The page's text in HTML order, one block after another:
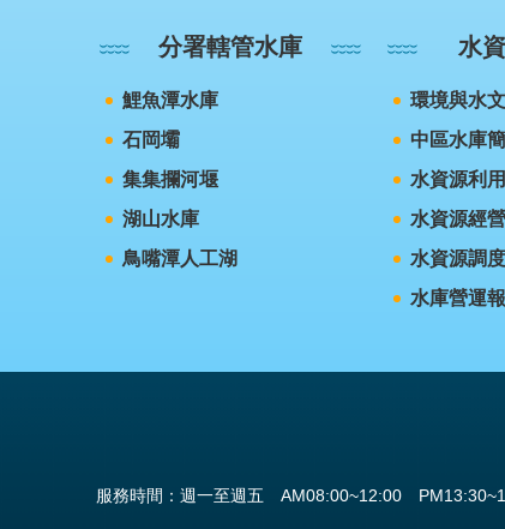
分署轄管水庫
鯉魚潭水庫
石岡壩
集集攔河堰
湖山水庫
鳥嘴潭人工湖
水
環境與水
中區水庫
水資源利
水資源經
水資源調度
水庫營運
服務時間：週一至週五 AM08:00~12:00